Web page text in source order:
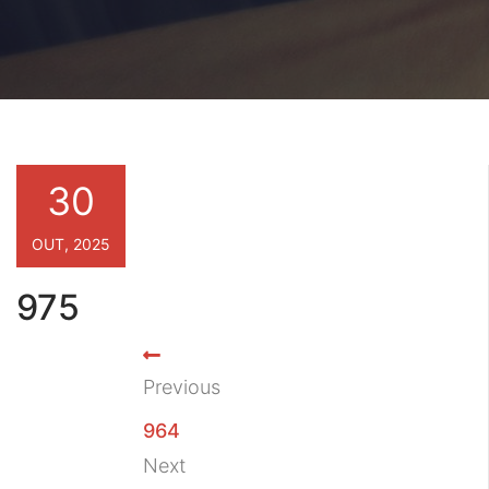
975
30
OUT, 2025
Previous
964
Next